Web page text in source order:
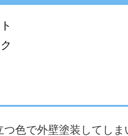
つ色で外壁塗装してしま